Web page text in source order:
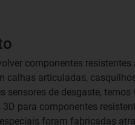
componentes resistentes
calhas articuladas,
sensores de desgaste,
para componentes
foram fabricadas